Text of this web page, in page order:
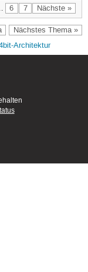
6 7 Nächste »
Nächstes Thema »
Architektur